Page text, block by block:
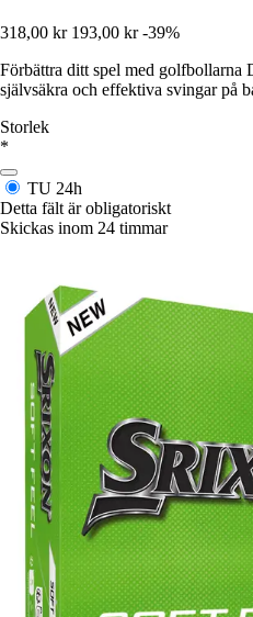
318,00 kr 193,00 kr -39%
Förbättra ditt spel med
självsäkra och effektiva svingar på
Storlek
*
TU 24h
Detta fält är obligatoriskt
Skickas inom 24 timmar